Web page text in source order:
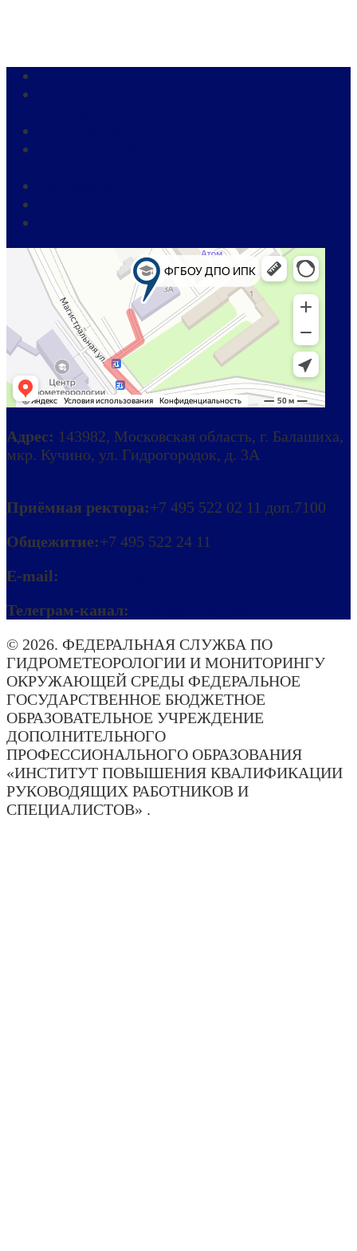
Адрес: 143982, Московская область, г. Балашиха,
мкр. Кучино, ул. Гидрогородок, д. 3А
Приёмная ректора:+7 495 522 02 11 доп.7100
Общежитие:+7 495 522 24 11
E-mail:
Телеграм-канал:
© 2026. ФЕДЕРАЛЬНАЯ СЛУЖБА ПО
ГИДРОМЕТЕОРОЛОГИИ И МОНИТОРИНГУ
ОКРУЖАЮЩЕЙ СРЕДЫ ФЕДЕРАЛЬНОЕ
ГОСУДАРСТВЕННОЕ БЮДЖЕТНОЕ
ОБРАЗОВАТЕЛЬНОЕ УЧРЕЖДЕНИЕ
ДОПОЛНИТЕЛЬНОГО
ПРОФЕССИОНАЛЬНОГО ОБРАЗОВАНИЯ
«ИНСТИТУТ ПОВЫШЕНИЯ КВАЛИФИКАЦИИ
РУКОВОДЯЩИХ РАБОТНИКОВ И
СПЕЦИАЛИСТОВ» .